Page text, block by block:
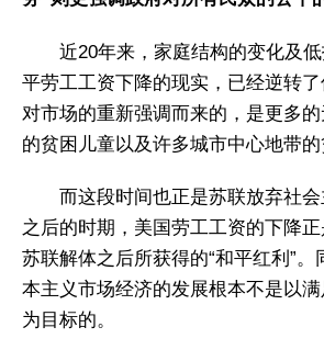
近20年来，家庭结构的变化及
平劳工工资下降的现实，已经逆转
对市场的重新强调而来的，是更多
的贫困儿童以及许多城市中心地带的
而这段时间也正是苏联放弃社
之后的时期，美国劳工工资的下降
苏联解体之后所获得的“和平红利”。
本主义市场经济的发展根本不是以
为目标的。